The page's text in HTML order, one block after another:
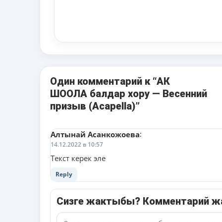
Один комментарий к “АК
ШООЛА балдар хору — Весенний
призыв (Acapella)”
Алтынай Асанкожоева:
14.12.2022 в 10:57
Текст керек эле
Reply
Сизге жактыбы? Комментарий